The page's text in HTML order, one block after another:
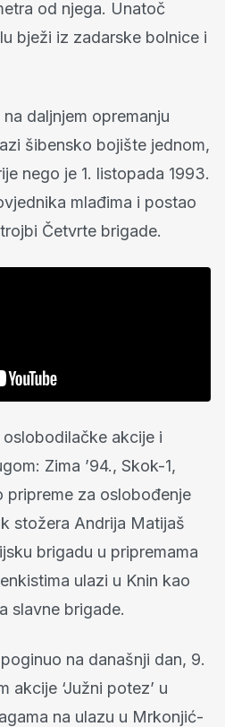
od njega. Unatoč
bježi iz zadarske bolnice i
daljnjem opremanju
šibensko bojište jednom,
nego je 1. listopada 1993.
mlađima i postao
Četvrte brigade.
akcije i
Zima ’94., Skok-1,
pripreme za oslobođenje
stožera Andrija Matijaš
brigadu u pripremama
ulazi u Knin kao
slavne brigade.
na današnji dan, 9.
akcije ‘Južni potez’ u
na ulazu u Mrkonjić-